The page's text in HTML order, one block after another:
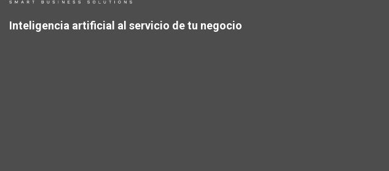
Inteligencia artificial al servicio de tu negocio